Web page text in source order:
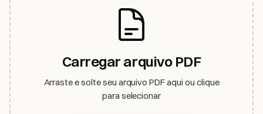
Carregar arquivo PDF
Arraste e solte seu arquivo PDF aqui ou clique
para selecionar